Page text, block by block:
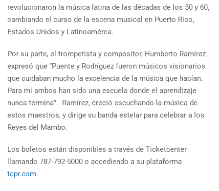
revolucionaron la música latina de las décadas de los 50 y 60,
cambiando el curso de la escena musical en Puerto Rico,
Estados Unidos y Latinoamérca.
Por su parte, el trompetista y compositor, Humberto Ramírez
expresó que “Puente y Rodríguez fueron músicos visionarios
que cuidaban mucho la excelencia de la música que hacían.
Para mí ambos han sido una escuela donde el aprendizaje
nunca termina”. Ramírez, creció escuchando la música de
estos maestros, y dirige su banda estelar para celebrar a los
Reyes del Mambo.
Los boletos están disponibles a través de Ticketcenter
llamando 787-792-5000 o accediendo a su plataforma
tcpr.com.